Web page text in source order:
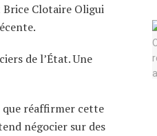
Brice Clotaire Oligui
de l’État. Une
que réaffirmer cette
négocier sur des